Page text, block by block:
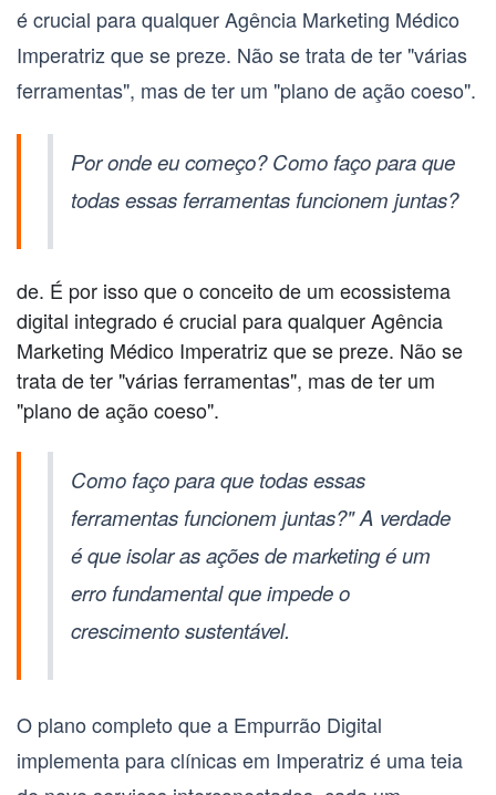
é crucial para qualquerAgência Marketing Médico
Imperatrizque se preze. Não se trata de ter "várias
ferramentas", mas de ter um "plano de ação coeso".
Por onde eu começo? Como faço para que
todas essas ferramentas funcionem juntas?
de. É por isso que o conceito de um ecossistema
digital integrado é crucial para qualquerAgência
Marketing Médico Imperatrizque se preze. Não se
trata de ter "várias ferramentas", mas de ter um
"plano de ação coeso".
Como faço para que todas essas
ferramentas funcionem juntas?" A verdade
é que isolar as ações de marketing é um
erro fundamental que impede o
crescimento sustentável.
O plano completo que a Empurrão Digital
implementa para clínicas em Imperatriz é uma teia